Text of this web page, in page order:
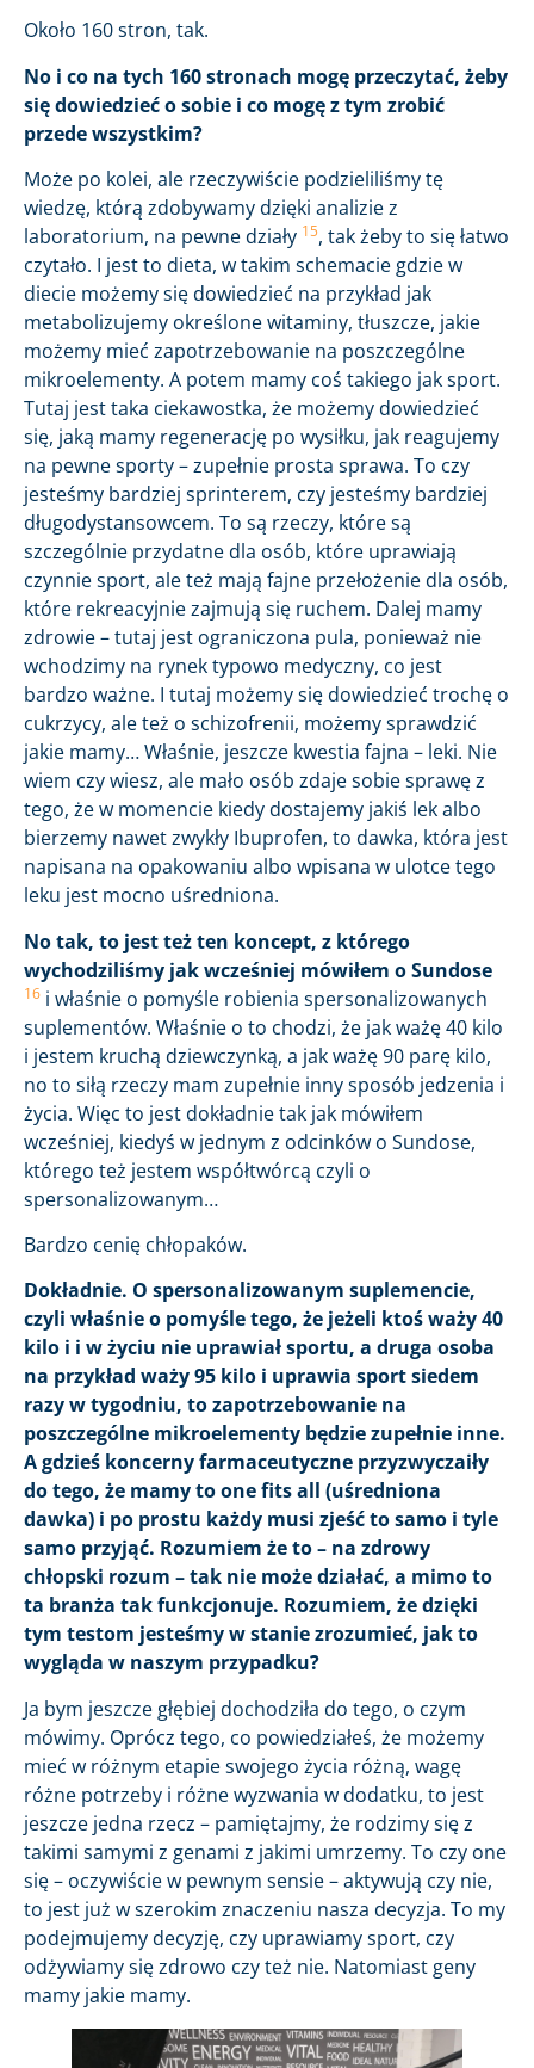
Około 160 stron, tak.
No i co na tych 160 stronach mogę przeczytać, żeby
się dowiedzieć o sobie i co mogę z tym zrobić
przede wszystkim?
Może po kolei, ale rzeczywiście podzieliliśmy tę
wiedzę, którą zdobywamy dzięki analizie z
laboratorium, na pewne działy 15, tak żeby to się łatwo
czytało. I jest to dieta, w takim schemacie gdzie w
diecie możemy się dowiedzieć na przykład jak
metabolizujemy określone witaminy, tłuszcze, jakie
możemy mieć zapotrzebowanie na poszczególne
mikroelementy. A potem mamy coś takiego jak sport.
Tutaj jest taka ciekawostka, że możemy dowiedzieć
się, jaką mamy regenerację po wysiłku, jak reagujemy
na pewne sporty – zupełnie prosta sprawa. To czy
jesteśmy bardziej sprinterem, czy jesteśmy bardziej
długodystansowcem. To są rzeczy, które są
szczególnie przydatne dla osób, które uprawiają
czynnie sport, ale też mają fajne przełożenie dla osób,
które rekreacyjnie zajmują się ruchem. Dalej mamy
zdrowie – tutaj jest ograniczona pula, ponieważ nie
wchodzimy na rynek typowo medyczny, co jest
bardzo ważne. I tutaj możemy się dowiedzieć trochę o
cukrzycy, ale też o schizofrenii, możemy sprawdzić
jakie mamy… Właśnie, jeszcze kwestia fajna – leki. Nie
wiem czy wiesz, ale mało osób zdaje sobie sprawę z
tego, że w momencie kiedy dostajemy jakiś lek albo
bierzemy nawet zwykły Ibuprofen, to dawka, która jest
napisana na opakowaniu albo wpisana w ulotce tego
leku jest mocno uśredniona.
No tak, to jest też ten koncept, z którego
wychodziliśmy jak wcześniej mówiłem o Sundose
16 i właśnie o pomyśle robienia spersonalizowanych
suplementów. Właśnie o to chodzi, że jak ważę 40 kilo
i jestem kruchą dziewczynką, a jak ważę 90 parę kilo,
no to siłą rzeczy mam zupełnie inny sposób jedzenia i
życia. Więc to jest dokładnie tak jak mówiłem
wcześniej, kiedyś w jednym z odcinków o Sundose,
którego też jestem współtwórcą czyli o
spersonalizowanym…
Bardzo cenię chłopaków.
Dokładnie. O spersonalizowanym suplemencie,
czyli właśnie o pomyśle tego, że jeżeli ktoś waży 40
kilo i i w życiu nie uprawiał sportu, a druga osoba
na przykład waży 95 kilo i uprawia sport siedem
razy w tygodniu, to zapotrzebowanie na
poszczególne mikroelementy będzie zupełnie inne.
A gdzieś koncerny farmaceutyczne przyzwyczaiły
do tego, że mamy to one fits all (uśredniona
dawka) i po prostu każdy musi zjeść to samo i tyle
samo przyjąć. Rozumiem że to – na zdrowy
chłopski rozum – tak nie może działać, a mimo to
ta branża tak funkcjonuje. Rozumiem, że dzięki
tym testom jesteśmy w stanie zrozumieć, jak to
wygląda w naszym przypadku?
Ja bym jeszcze głębiej dochodziła do tego, o czym
mówimy. Oprócz tego, co powiedziałeś, że możemy
mieć w różnym etapie swojego życia różną, wagę
różne potrzeby i różne wyzwania w dodatku, to jest
jeszcze jedna rzecz – pamiętajmy, że rodzimy się z
takimi samymi z genami z jakimi umrzemy. To czy one
się – oczywiście w pewnym sensie – aktywują czy nie,
to jest już w szerokim znaczeniu nasza decyzja. To my
podejmujemy decyzję, czy uprawiamy sport, czy
odżywiamy się zdrowo czy też nie. Natomiast geny
mamy jakie mamy.